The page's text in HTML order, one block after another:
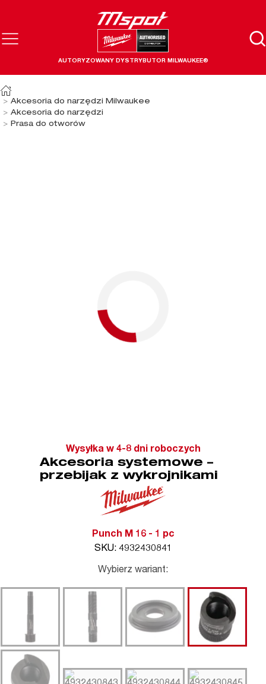
AUTORYZOWANY DYSTRYBUTOR MILWAUKEE®
Akcesoria do narzędzi Milwaukee
Akcesoria do narzędzi
Prasa do otworów
Wysyłka w 4-8 dni roboczych
Akcesoria systemowe –
przebijak z wykrojnikami
Punch M 16 - 1 pc
SKU: 4932430841
Wybierz wariant: